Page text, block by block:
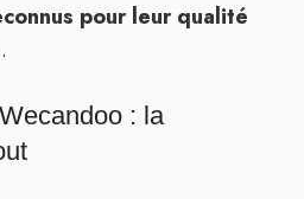
pour leur qualité
.
: la